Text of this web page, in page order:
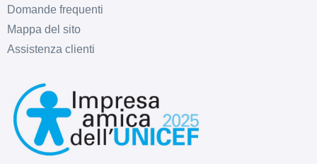
Domande frequenti
Mappa del sito
Assistenza clienti